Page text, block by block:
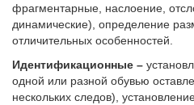
фрагментарные, наслоение,
динамические), определение
отличительных особенностей.
Идентификационные –
одной или разной обувью
нескольких следов),